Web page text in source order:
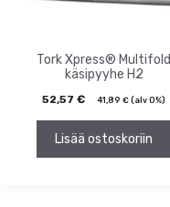
Tork Xpress® Multifold
käsipyyhe H2
52,57€ 41,89€ (alv 0%)
Lisää ostoskoriin